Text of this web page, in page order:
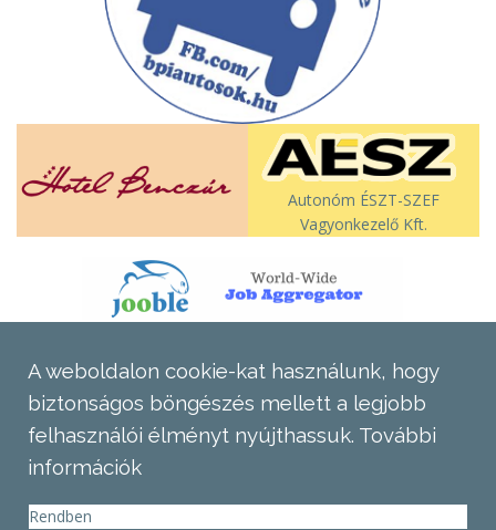
Autonóm ÉSZT-SZEF
Vagyonkezelő Kft.
A weboldalon cookie-kat használunk, hogy
biztonságos böngészés mellett a legjobb
felhasználói élményt nyújthassuk. További
információk
Rendben